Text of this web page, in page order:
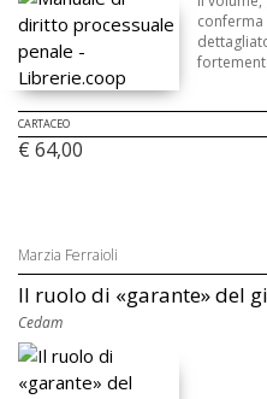
CARTACEO
€ 64,00
Marzia Ferraioli
Il ruolo di «garante» del
Cedam